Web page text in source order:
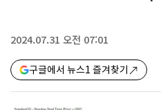
2024.07.31 오전 07:01
구글에서 뉴스1 즐겨찾기